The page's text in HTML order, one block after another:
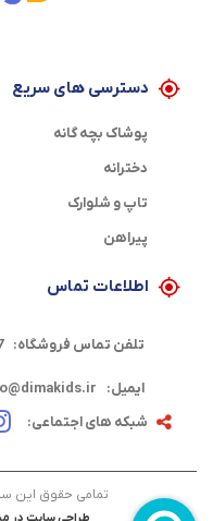
دسترسی های سریع
پوشاک بچه گانه
دخترانه
تاپ و شلوارک
پیراهن
اطلاعات تماس
تلفن تماس فروشگاه:
ایمیل:
شبکه های اجتماعی:
تمامی حقوق این
طراحی سایت در